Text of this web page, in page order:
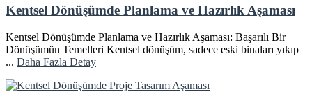
Kentsel Dönüşümde Planlama ve Hazırlık Aşaması
Kentsel Dönüşümde Planlama ve Hazırlık Aşaması: Başarılı Bir
Dönüşümün Temelleri Kentsel dönüşüm, sadece eski binaları yıkıp
... Daha Fazla Detay